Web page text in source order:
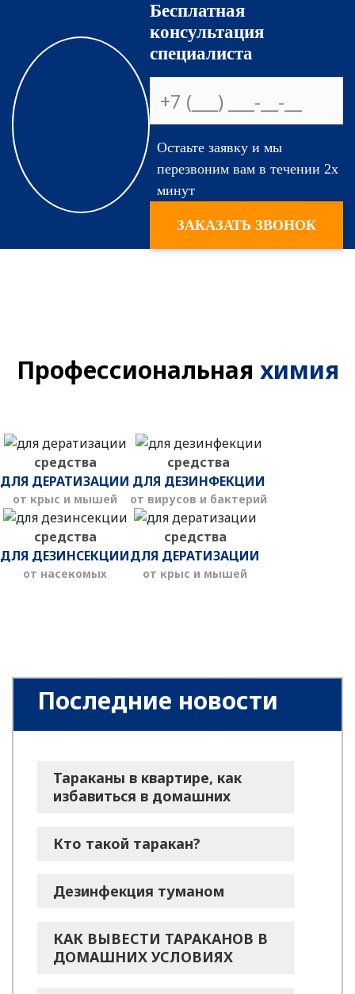
Какие средства
используются для
уничтожения
насекомых?
На сколько
эффективны
применяемые
средства?
Бесплатная
консультация
специалиста
Остаьте заявку и мы
перезвоним вам в течении 2х
минут
ЗАКАЗАТЬ ЗВОНОК
Профессиональная химия
средства
ДЛЯ ДЕРАТИЗАЦИИ
от крыс и мышей
средства
ДЛЯ ДЕЗИНФЕКЦИИ
от вирусов и бактерий
средства
ДЛЯ ДЕЗИНСЕКЦИИ
от насекомых
средства
ДЛЯ ДЕРАТИЗАЦИИ
от крыс и мышей
Последние новости
Тараканы в квартире, как
избавиться в домашних
Кто такой таракан?
Дезинфекция туманом
КАК ВЫВЕСТИ ТАРАКАНОВ В
ДОМАШНИХ УСЛОВИЯХ